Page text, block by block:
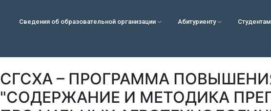
Сведения об образовательной организации Абитуриенту
СГСХА – ПРОГРАММА
"СОДЕРЖАНИЕ И МЕТОДИКА